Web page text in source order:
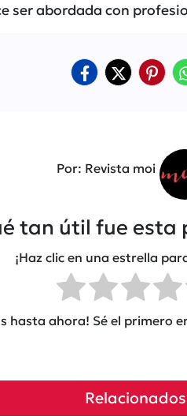
ser abordada con
Por: Revista moi
tan útil fue esta
¡Haz clic en una estrella
hasta ahora! Sé el primero
Relacionados